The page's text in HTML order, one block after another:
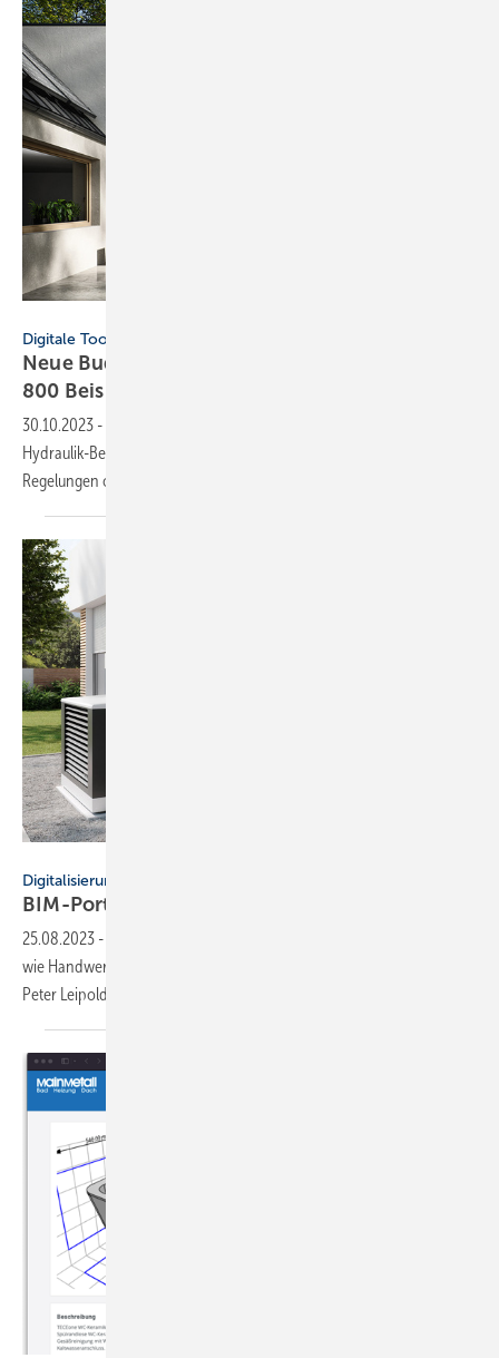
Digitale Tools
Neue Buderus-Hydraulik­daten­bank mit rund
800 Beispielen
30.10.2023 -
Hydraulik-Beispiele zur Planung von Verrohrungen, Armaturen und
Regelungen ohne Login zum Download
Digitalisierung
BIM-Portale für Fachpartner von
25.08.2023 -
wie Handwerker und Fachplaner davon profitieren können, berichtet
Peter Leipold